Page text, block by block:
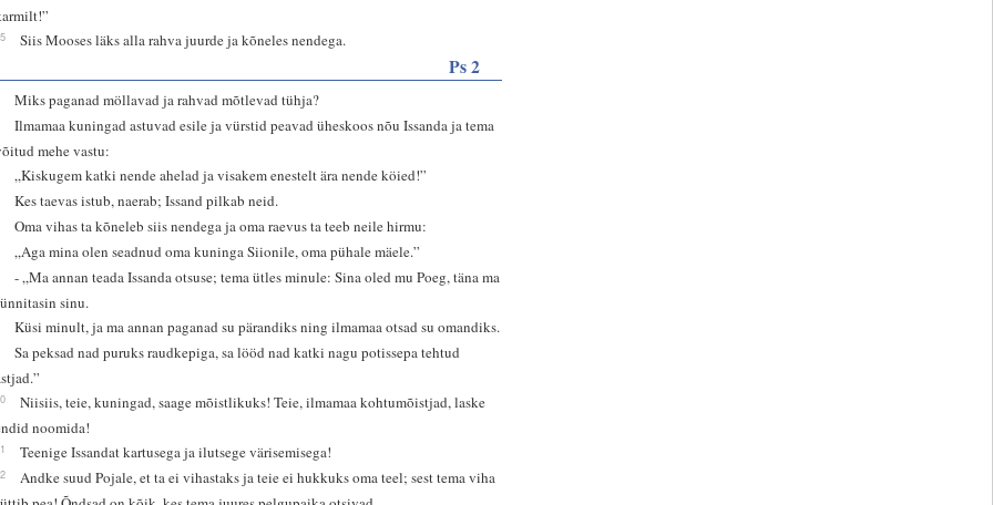
Siis Mooses läks alla rahva juurde ja kõneles nendega.
Ps 2
Miks paganad möllavad ja rahvad mõtlevad tühja?
Ilmamaa kuningad astuvad esile ja vürstid peavad üheskoos nõu Issanda ja tema
mehe vastu:
„Kiskugem katki nende ahelad ja visakem enestelt ära nende köied!”
Kes taevas istub, naerab; Issand pilkab neid.
Oma vihas ta kõneleb siis nendega ja oma raevus ta teeb neile hirmu:
„Aga mina olen seadnud oma kuninga Siionile, oma pühale mäele.”
- „Ma annan teada Issanda otsuse; tema ütles minule: Sina oled mu Poeg, täna ma
sinu.
Küsi minult, ja ma annan paganad su pärandiks ning ilmamaa otsad su omandiks.
Sa peksad nad puruks raudkepiga, sa lööd nad katki nagu potissepa tehtud
Niisiis, teie, kuningad, saage mõistlikuks! Teie, ilmamaa kohtumõistjad, laske
noomida!
Teenige Issandat kartusega ja ilutsege värisemisega!
Andke suud Pojale, et ta ei vihastaks ja teie ei hukkuks oma teel; sest tema viha